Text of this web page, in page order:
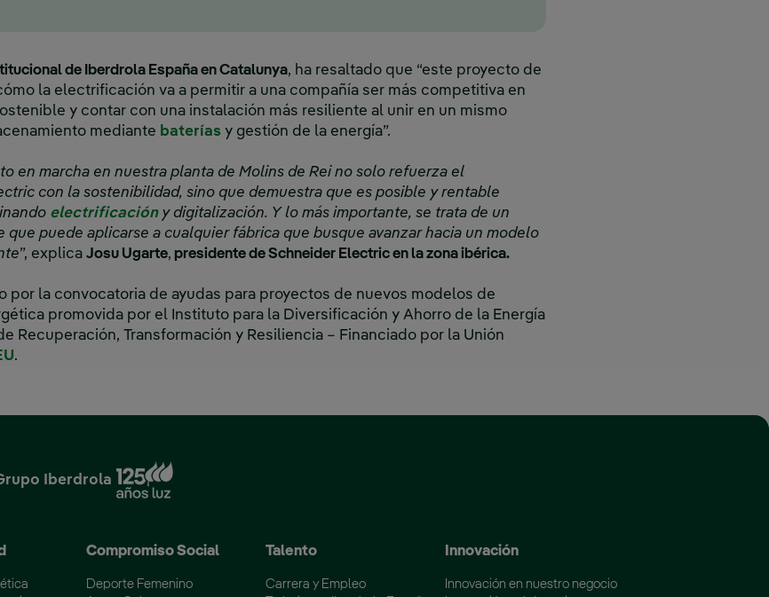
de Iberdrola España en Catalunya, ha resaltado que “este proyecto de
la electrificación va a permitir a una compañía ser más competitiva en
y contar con una instalación más resiliente al unir en un mismo
mediante baterías y gestión de la energía”.
en marcha en nuestra planta de Molins de Rei no solo refuerza el
con la sostenibilidad, sino que demuestra que es posible y rentable
electrificacióny digitalización. Y lo más importante, se trata de un
puede aplicarse a cualquier fábrica que busque avanzar hacia un modelo
”, explica Josu Ugarte, presidente de Schneider Electric en la zona ibérica.
por la convocatoria de ayudas para proyectos de nuevos modelos de
promovida por el Instituto para la Diversificación y Ahorro de la Energía
Recuperación, Transformación y Resiliencia – Financiado por la Unión
.
Iberdrola Enlace externo, se abre en ventana nueva.
Compromiso Social
Deporte Femenino
Talento
Carrera y Empleo
Innovación
Innovación en nuestro negocio